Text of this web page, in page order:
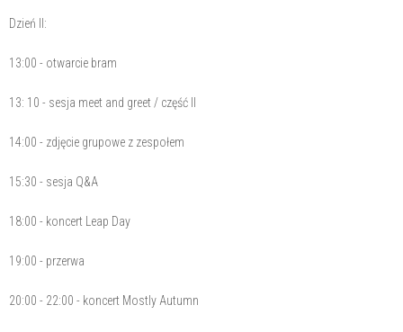
Dzień II:
13:00 - otwarcie bram
13: 10 - sesja meet and greet / część II
14:00 - zdjęcie grupowe z zespołem
15:30 - sesja Q&A
18:00 - koncert Leap Day
19:00 - przerwa
20:00 - 22:00 - koncert Mostly Autumn